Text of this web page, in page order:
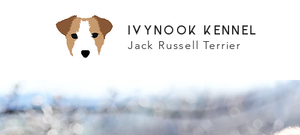
IVYNOOK KENNEL
Jack Russell Terrier